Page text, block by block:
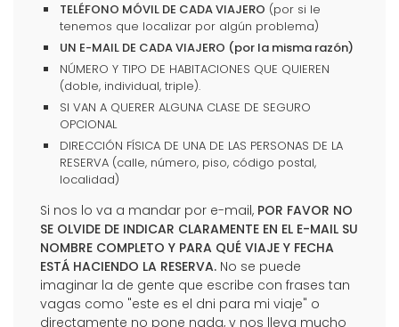
TELÉFONO MÓVIL DE CADA VIAJERO (por si le
tenemos que localizar por algún problema)
UN E-MAIL DE CADA VIAJERO (por la misma razón)
NÚMERO Y TIPO DE HABITACIONES QUE QUIEREN
(doble, individual, triple).
SI VAN A QUERER ALGUNA CLASE DE SEGURO
OPCIONAL
DIRECCIÓN FÍSICA DE UNA DE LAS PERSONAS DE LA
RESERVA (calle, número, piso, código postal,
localidad)
Si nos lo va a mandar por e-mail, POR FAVOR NO
SE OLVIDE DE INDICAR CLARAMENTE EN EL E-MAIL SU
NOMBRE COMPLETO Y PARA QUÉ VIAJE Y FECHA
ESTÁ HACIENDO LA RESERVA. No se puede
imaginar la de gente que escribe con frases tan
vagas como "este es el dni para mi viaje" o
directamente no pone nada, y nos lleva mucho